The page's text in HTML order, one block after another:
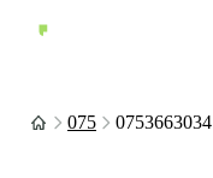
075 0753663034